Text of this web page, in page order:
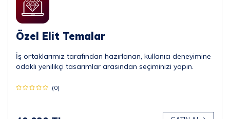
Özel Elit Temalar
İş ortaklarımız tarafından hazırlanan, kullanıcı deneyimine
odaklı yenilikçi tasarımlar arasından seçiminizi yapın.
(0)